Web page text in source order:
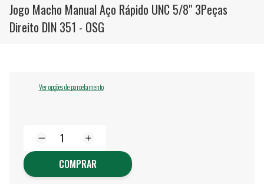
Jogo Macho Manual Aço Rápido UNC 5/8" 3Peças
Direito DIN 351 - OSG
Ver opções de parcelamento
COMPRAR